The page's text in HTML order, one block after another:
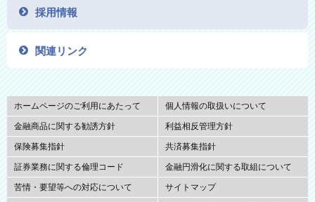
採用情報
関連リンク
ホームページのご利用にあたって 個人情報の取扱いについて
金融商品に関する勧誘方針 利益相反管理方針
保険募集指針 共済募集指針
証券業務に関する倫理コード 金融円滑化に関する取組について
苦情・要望等への対応について サイトマップ